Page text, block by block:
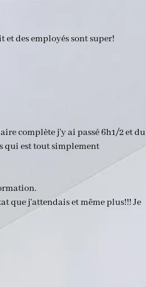
des employés sont super!
complète j’y ai passé 6h1/2 et du
qui est tout simplement
que j’attendais et même plus!!! Je